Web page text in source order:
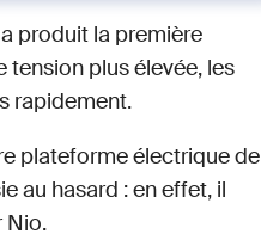
produit la première
plus élevée, les
rapidement.
plateforme électrique de
au hasard : en effet, il
Nio.